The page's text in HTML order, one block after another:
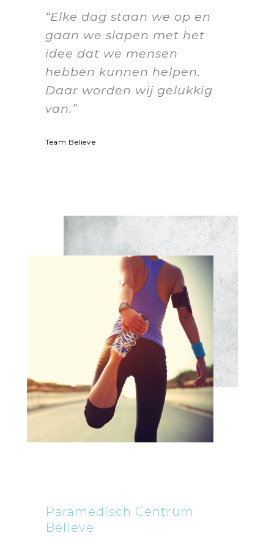
“Elke dag staan we op en
gaan we slapen met het
idee dat we mensen
hebben kunnen helpen.
Daar worden wij gelukkig
van.”
Team Believe
Paramedisch Centrum
Believe